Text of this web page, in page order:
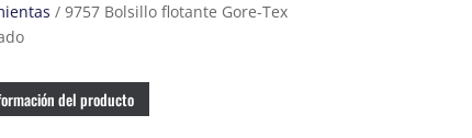
/ 9757 Bolsillo flotante Gore-Tex
del producto